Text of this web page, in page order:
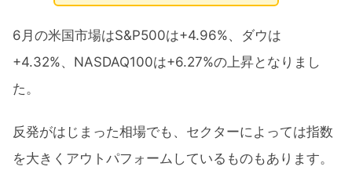
6月の米国市場はS&P500は+4.96%、ダウは
+4.32%、NASDAQ100は+6.27%の上昇となりまし
た。
反発がはじまった相場でも、セクターによっては指数
を大きくアウトパフォームしているものもあります。